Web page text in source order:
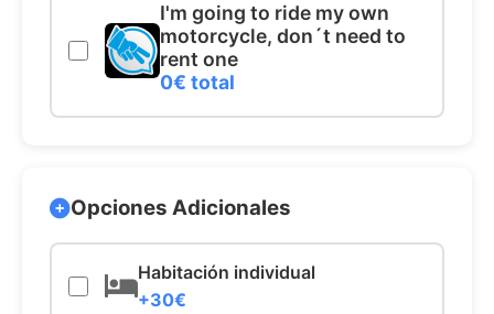
I'm going to ride my own
motorcycle, don´t need to
rent one
0€ total
Opciones Adicionales
Habitación individual
+30€